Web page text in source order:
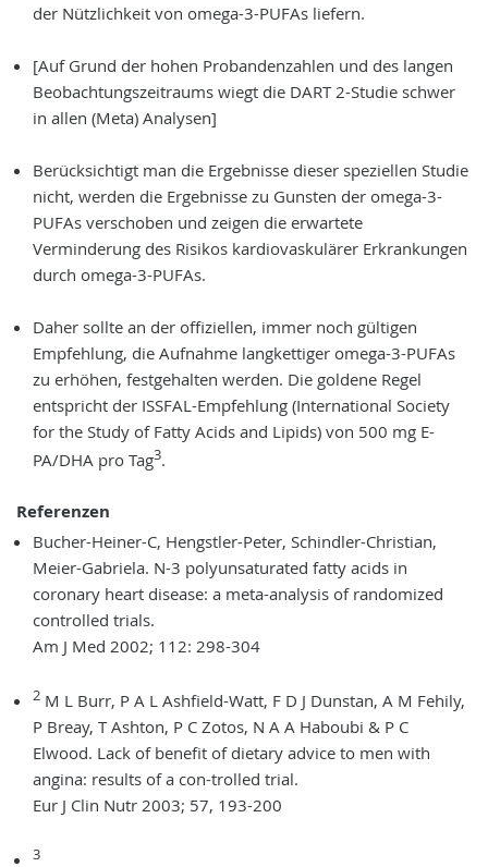
der Nützlichkeit von omega-3-PUFAs liefern.
[Auf Grund der hohen Probandenzahlen und des langen
Beobachtungszeitraums wiegt die DART 2-Studie schwer
in allen (Meta) Analysen]
Berücksichtigt man die Ergebnisse dieser speziellen Studie
nicht, werden die Ergebnisse zu Gunsten der omega-3-
PUFAs verschoben und zeigen die erwartete
Verminderung des Risikos kardiovaskulärer Erkrankungen
durch omega-3-PUFAs.
Daher sollte an der offiziellen, immer noch gültigen
Empfehlung, die Aufnahme langkettiger omega-3-PUFAs
zu erhöhen, festgehalten werden. Die goldene Regel
entspricht der ISSFAL-Empfehlung (International Society
for the Study of Fatty Acids and Lipids) von 500 mg E-
PA/DHA pro Tag3.
Referenzen
Bucher-Heiner-C, Hengstler-Peter, Schindler-Christian,
Meier-Gabriela. N-3 polyunsaturated fatty acids in
coronary heart disease: a meta-analysis of randomized
controlled trials.
Am J Med 2002; 112: 298-304
2 M L Burr, P A L Ashfield-Watt, F D J Dunstan, A M Fehily,
P Breay, T Ashton, P C Zotos, N A A Haboubi & P C
Elwood. Lack of benefit of dietary advice to men with
angina: results of a con-trolled trial.
Eur J Clin Nutr 2003; 57, 193-200
3